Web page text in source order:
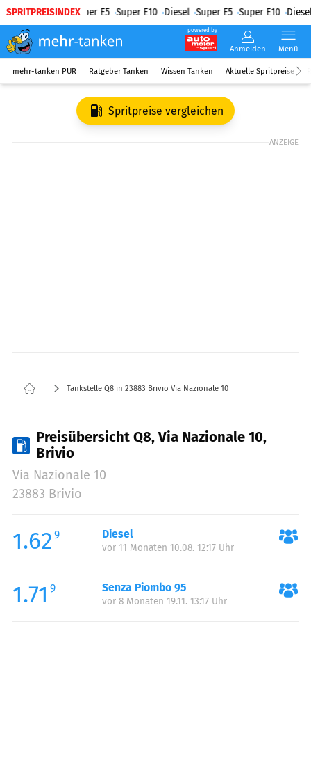
SPRITPREISINDEX
Diesel Super E5 Super E10 Diesel Super E5 Super E10 Diesel
powered by
Anmelden Menü
mehr-tanken PUR Ratgeber Tanken Wissen Tanken Aktuelle Spritpreise
Spritpreise vergleichen
ANZEIGE
Tankstelle Q8 in 23883 Brivio Via Nazionale 10
Preisübersicht Q8, Via Nazionale 10,
Brivio
Via Nazionale 10
23883 Brivio
1.62 9 Diesel
vor 11 Monaten 10.08. 12:17 Uhr
1.71 9 Senza Piombo 95
vor 8 Monaten 19.11. 13:17 Uhr